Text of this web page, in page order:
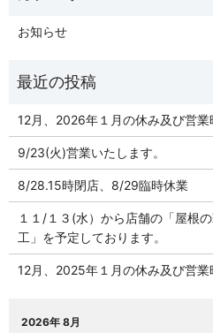
お知らせ
12月、2026年１月の休み及び営
9/23(火)営業いたします。
8/28.15時閉店、8/29臨時休業
１１/１３(水）から店舗の「屋根
工」を予定しております。
12月、2025年１月の休み及び営
2026年 8月